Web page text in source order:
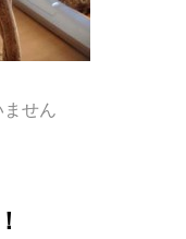
せん